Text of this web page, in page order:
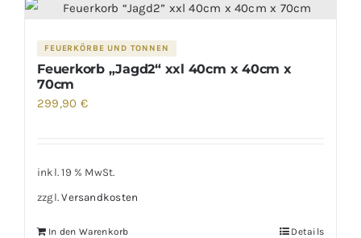
FEUERKÖRBE UND TONNEN
Feuerkorb „Jagd2“ xxl 40cm x 40cm x
70cm
299,90 €
inkl. 19 % MwSt.
zzgl.Versandkosten
In den Warenkorb Details